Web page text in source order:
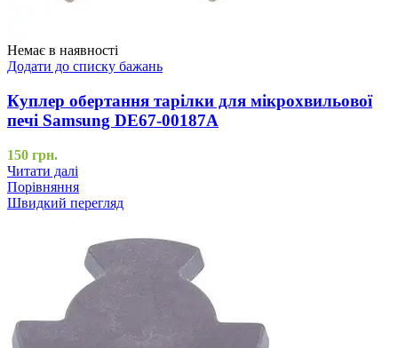
Немає в наявності
Додати до списку бажань
Куплер обертання тарілки для мікрохвильової
печі Samsung DE67-00187A
150 грн.
Читати далі
Порівняння
Швидкий перегляд